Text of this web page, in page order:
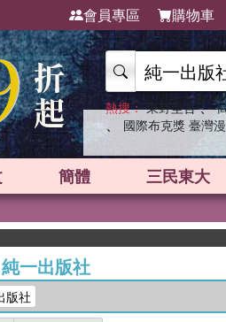
會員專區 購物車
熱搜： 東野圭吾 、
、 國際布克獎 臺灣
簡體 三民東大
英國
純一出版社
版社